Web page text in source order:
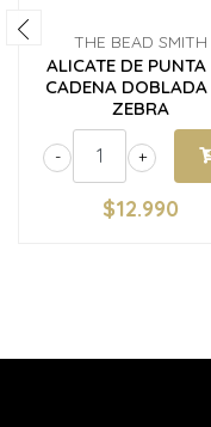
THE BEAD SMITH
ALICATE DE PUNTA
CADENA DOBLADA
ZEBRA
+
-
$12.990